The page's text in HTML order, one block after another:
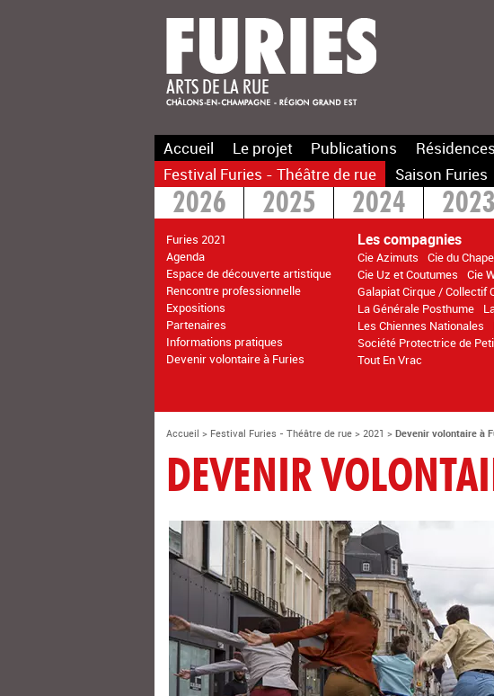
Accueil Le projet Publications Résidences
Festival Furies - Théâtre de rue
Saison Furies
2026 2025 2024 2023
Furies 2021
Agenda
Espace de découverte artistique
Rencontre professionnelle
Expositions
Partenaires
Informations pratiques
Devenir volontaire à Furies
Les compagnies
Cie Azimuts Cie du
Cie Uz et Coutumes
Cie
Galapiat Cirque / Collectif
La Générale Posthume
Les Chiennes Nationales
Société Protectrice de
Tout En Vrac
2016
>2014
Accueil > Festival Furies - Théâtre de rue > 2021 >Devenir volontaire à
DEVENIR